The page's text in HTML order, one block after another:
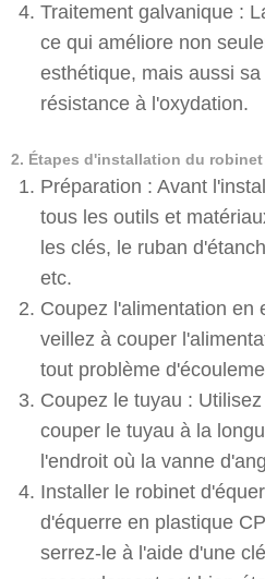
Traitement galvanique :
ce qui améliore non
esthétique, mais aussi
résistance à l'oxydation.
2. Étapes d'installation du
Préparation : Avant
tous les outils et
les clés, le ruban
etc.
Coupez l'alimentation en
veillez à couper
tout problème
Coupez le tuyau :
couper le tuyau à la
l'endroit où la vanne
Installer le robinet
d'équerre en plastique
serrez-le à l'aide d'une